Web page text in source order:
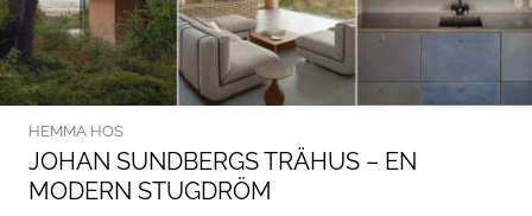
HEMMA HOS
JOHAN SUNDBERGS TRÄHUS – EN
MODERN STUGDRÖM